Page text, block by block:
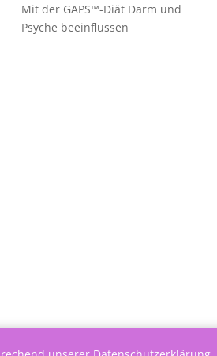
Mit der GAPS™-Diät Darm und
Psyche beeinflussen